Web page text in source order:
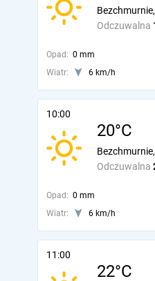
Odczuwalna
Opad: 0 mm
Wiatr:
6 km/h
10:00
20°C
Odczuwalna
Opad: 0 mm
Wiatr:
6 km/h
11:00
22°C